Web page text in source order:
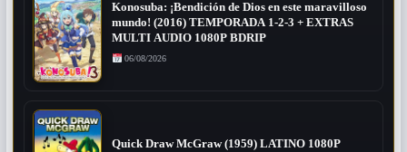
Konosuba: ¡Bendición de Dios en este maravilloso
mundo! (2016) TEMPORADA 1-2-3 + EXTRAS
MULTI AUDIO 1080P BDRIP
06/08/2026
Quick Draw McGraw (1959) LATINO 1080P